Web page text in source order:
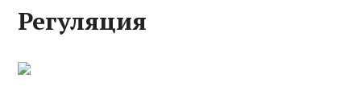
Регуляция